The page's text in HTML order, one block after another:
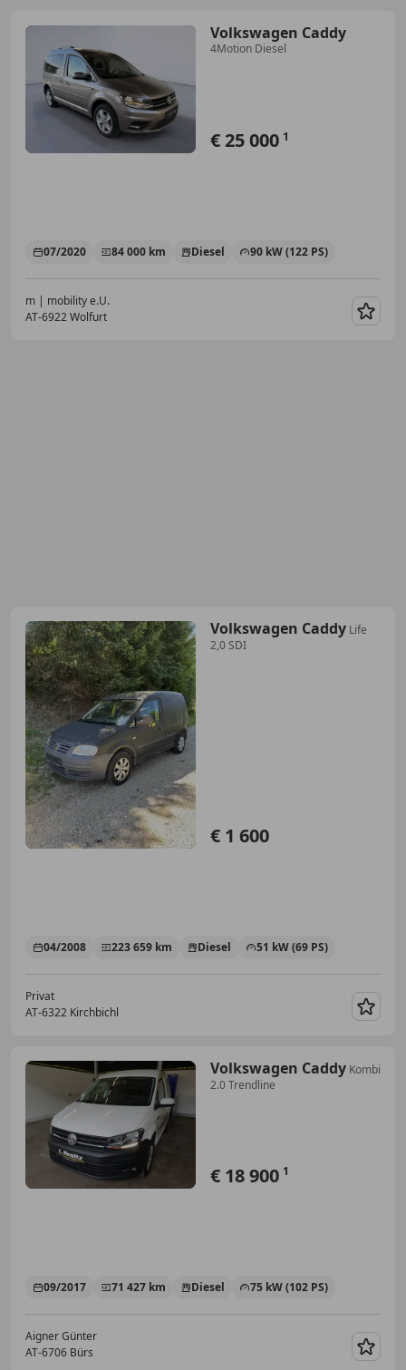
Volkswagen Caddy
4Motion Diesel
€ 25 000 1
07/2020 84 000 km Diesel 90 kW (122 PS)
m | mobility e.U.
AT-6922 Wolfurt
Volkswagen Caddy Life
2,0 SDI
€ 1 600
04/2008 223 659 km Diesel 51 kW (69 PS)
Privat
AT-6322 Kirchbichl
Volkswagen Caddy Kombi
2.0 Trendline
€ 18 900 1
09/2017 71 427 km Diesel 75 kW (102 PS)
Aigner Günter
AT-6706 Bürs